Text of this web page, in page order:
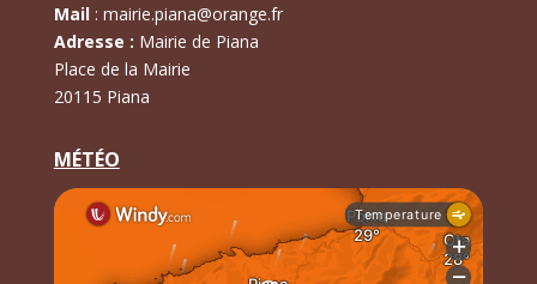
Mail: mairie.piana@orange.fr
Adresse : Mairie de Piana
Place de la Mairie
20115 Piana
MÉTÉO